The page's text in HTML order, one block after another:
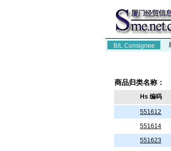
B/L Consignee
商品归类名称：
Hs 编码
551612
551614
551623